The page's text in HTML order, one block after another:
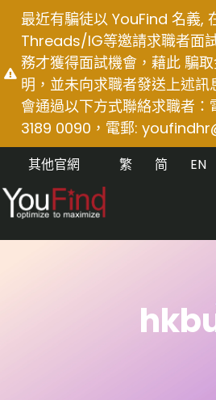
content
最近有騙徒以 YouFind 名義,
Threads/IG等邀請求職者面
務才獲得面試機會，藉此 騙
明，並未向求職者發送上述
會通過以下方式聯絡求職者
3189 0090，電郵:
其他官網 EN
简
繁